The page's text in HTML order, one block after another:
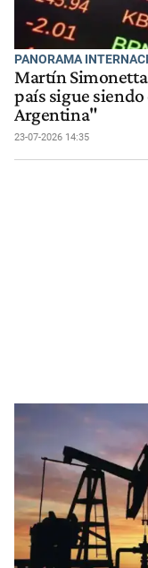
PANORAMA
Martín
país sigue
Argentina"
23-07-2026 14:35